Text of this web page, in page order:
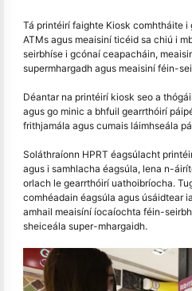
Tá printéirí faighte Kiosk comhtháite
ATMs agus meaisiní ticéid sa chiú i
seirbhíse i gcónaí ceapacháin,
supermhargadh agus meaisiní féin-
Déantar na printéirí kiosk seo a
agus go minic a bhfuil gearrthóirí
frithjamála agus cumais láimhseála
Soláthraíonn HPRT éagsúlacht
agus i samhlacha éagsúla, lena n-
orlach le gearrthóirí uathoibríocha.
comhéadain éagsúla agus úsáidtear
amhail meaisíní íocaíochta féin-
sheiceála super-mhargaidh.